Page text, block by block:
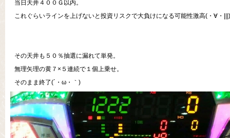
当日天井４００Ｇ以内。
これぐらいラインを上げないと投資リスクで大負けになる可能性激高(・∀・|||)
その天井も５０％抽選に漏れて単発。
無理矢理の黄７×５連続で１個上乗せ。
そのまま終了(´・ω・｀)